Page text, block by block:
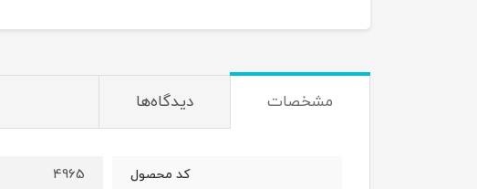
مشخصات دیدگاه‌ها
کد محصول 4965